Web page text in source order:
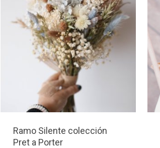
Ramo Silente colección
Pret a Porter